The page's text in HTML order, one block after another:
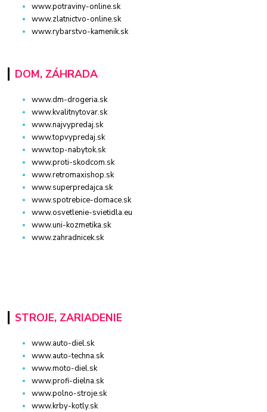
www.potraviny-online.sk
www.zlatnictvo-online.sk
www.rybarstvo-kamenik.sk
DOM, ZÁHRADA
www.dm-drogeria.sk
www.kvalitnytovar.sk
www.najvypredaj.sk
www.topvypredaj.sk
www.top-nabytok.sk
www.proti-skodcom.sk
www.retromaxishop.sk
www.superpredajca.sk
www.spotrebice-domace.sk
www.osvetlenie-svietidla.eu
www.uni-kozmetika.sk
www.zahradnicek.sk
STROJE, ZARIADENIE
www.auto-diel.sk
www.auto-techna.sk
www.moto-diel.sk
www.profi-dielna.sk
www.polno-stroje.sk
www.krby-kotly.sk